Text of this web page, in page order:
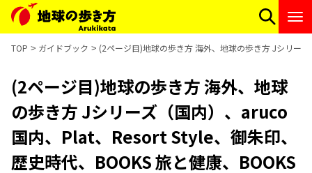
TOP ガイドブック (2ページ目)地球の歩き方 海外、地球の歩き方 Jシリー
(2ページ目)地球の歩き方 海外、地球
の歩き方 Jシリーズ（国内）、aruco
国内、Plat、Resort Style、御朱印、
歴史時代、BOOKS 旅と健康、BOOKS